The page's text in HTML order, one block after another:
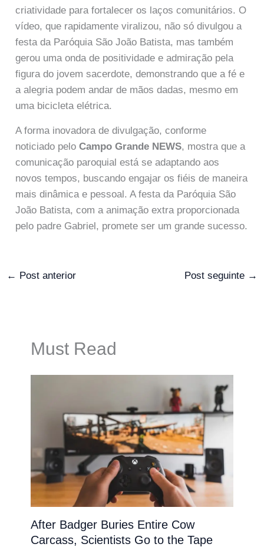
criatividade para fortalecer os laços comunitários. O
vídeo, que rapidamente viralizou, não só divulgou a
festa da Paróquia São João Batista, mas também
gerou uma onda de positividade e admiração pela
figura do jovem sacerdote, demonstrando que a fé e
a alegria podem andar de mãos dadas, mesmo em
uma bicicleta elétrica.
A forma inovadora de divulgação, conforme
noticiado peloCampo Grande NEWS, mostra que a
comunicação paroquial está se adaptando aos
novos tempos, buscando engajar os fiéis de maneira
mais dinâmica e pessoal. A festa da Paróquia São
João Batista, com a animação extra proporcionada
pelo padre Gabriel, promete ser um grande sucesso.
← Post anterior Post seguinte →
Must Read
After Badger Buries Entire Cow
Carcass, Scientists Go to the Tape